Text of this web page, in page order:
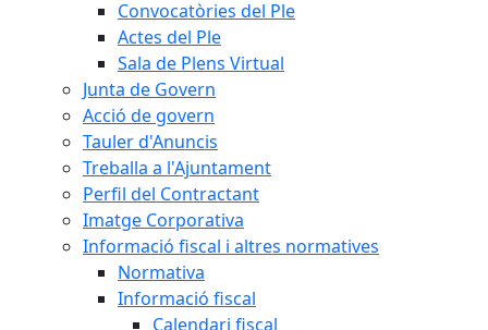
Convocatòries del Ple
Actes del Ple
Sala de Plens Virtual
Junta de Govern
Acció de govern
Tauler d'Anuncis
Treballa a l'Ajuntament
Perfil del Contractant
Imatge Corporativa
Informació fiscal i altres normatives
Normativa
Informació fiscal
Calendari fiscal